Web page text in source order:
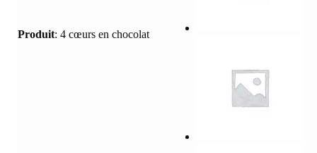
Produit: 4 cœurs en chocolat